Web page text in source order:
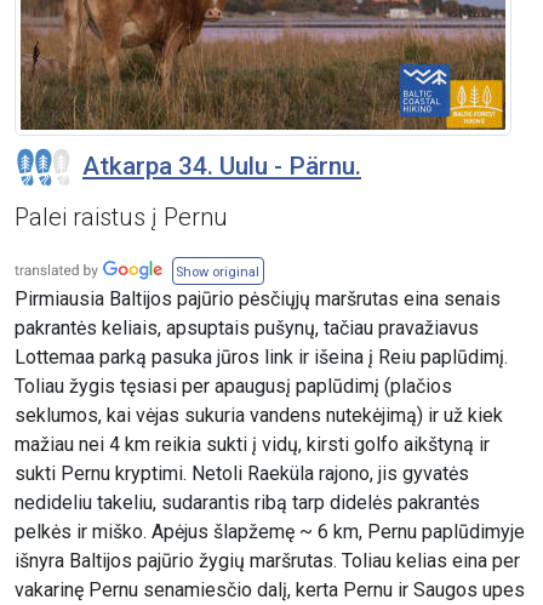
Atkarpa 34. Uulu - Pärnu.
Palei raistus į Pernu
Show original
Pirmiausia Baltijos pajūrio pėsčiųjų maršrutas eina senais
pakrantės keliais, apsuptais pušynų, tačiau pravažiavus
Lottemaa parką pasuka jūros link ir išeina į Reiu paplūdimį.
Toliau žygis tęsiasi per apaugusį paplūdimį (plačios
seklumos, kai vėjas sukuria vandens nutekėjimą) ir už kiek
mažiau nei 4 km reikia sukti į vidų, kirsti golfo aikštyną ir
sukti Pernu kryptimi. Netoli Raeküla rajono, jis gyvatės
nedideliu takeliu, sudarantis ribą tarp didelės pakrantės
pelkės ir miško. Apėjus šlapžemę ~ 6 km, Pernu paplūdimyje
išnyra Baltijos pajūrio žygių maršrutas. Toliau kelias eina per
vakarinę Pernu senamiesčio dalį, kerta Pernu ir Saugos upes